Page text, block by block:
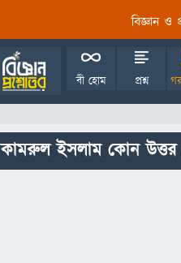
বিজ্ঞান ও
বী হোম প্রশ্ন
কামরুল ইসলাম কোন উত্তর